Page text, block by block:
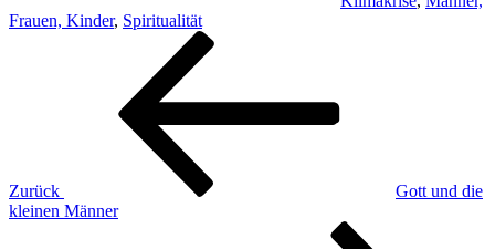
Frauen, Kinder, Spiritualität
Beitragsnavigation
Zurück
Gott und die
kleinen Männer